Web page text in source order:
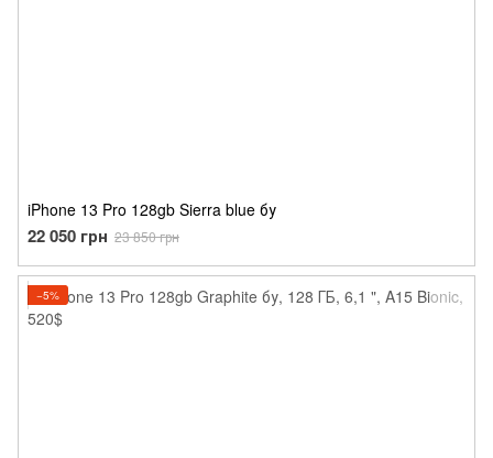
iPhone 13 Pro 128gb Sierra blue бу
22 050 грн 23 850 грн
−5%